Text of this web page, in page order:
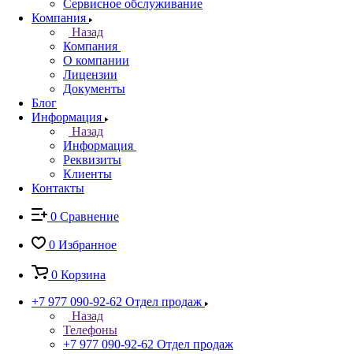
Сервисное обслуживание
Компания
Назад
Компания
О компании
Лицензии
Документы
Блог
Информация
Назад
Информация
Реквизиты
Клиенты
Контакты
0 Сравнение
0 Избранное
0 Корзина
+7 977 090-92-62 Отдел продаж
Назад
Телефоны
+7 977 090-92-62 Отдел продаж